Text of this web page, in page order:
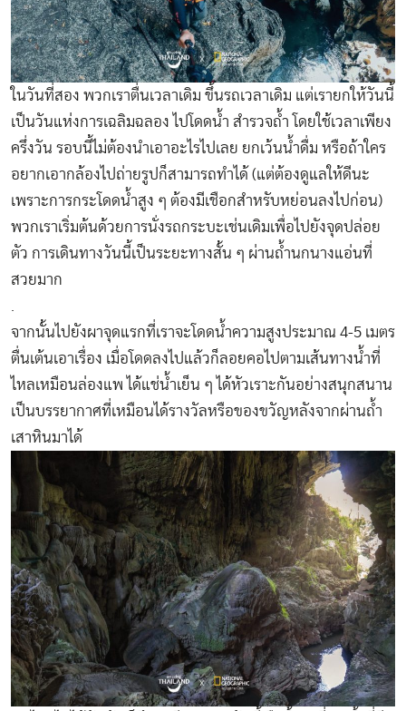
ในวันที่สอง พวกเราตื่นเวลาเดิม ขึ้นรถเวลาเดิม แต่เรายกให้วันนี้
เป็นวันแห่งการเฉลิมฉลอง ไปโดดน้ำ สำรวจถ้ำ โดยใช้เวลาเพียง
ครึ่งวัน รอบนี้ไม่ต้องนำเอาอะไรไปเลย ยกเว้นน้ำดื่ม หรือถ้าใคร
อยากเอากล้องไปถ่ายรูปก็สามารถทำได้ (แต่ต้องดูแลให้ดีนะ
เพราะการกระโดดน้ำสูง ๆ ต้องมีเชือกสำหรับหย่อนลงไปก่อน)
พวกเราเริ่มต้นด้วยการนั่งรถกระบะเช่นเดิมเพื่อไปยังจุดปล่อย
ตัว การเดินทางวันนี้เป็นระยะทางสั้น ๆ ผ่านถ้ำนกนางแอ่นที่
สวยมาก
จากนั้นไปยังผาจุดแรกที่เราจะโดดน้ำความสูงประมาณ 4-5 เมตร
ตื่นเต้นเอาเรื่อง เมื่อโดดลงไปแล้วก็ลอยคอไปตามเส้นทางน้ำที่
ไหลเหมือนล่องแพ ได้แช่น้ำเย็น ๆ ได้หัวเราะกันอย่างสนุกสนาน
เป็นบรรยากาศที่เหมือนได้รางวัลหรือของขวัญหลังจากผ่านถ้ำ
เสาหินมาได้